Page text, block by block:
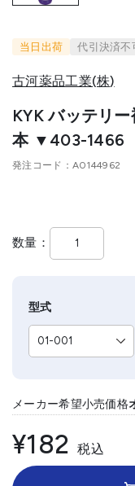
当日出荷 代引決済不
古河薬品工業(株)
KYK バッテリ
本 ▼403-1466
発注コード A0144962
数量
型式
メーカー希望小売価格
¥182 税込